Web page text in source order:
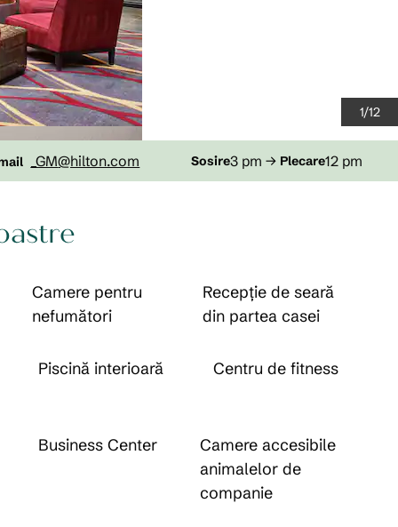
1/12
_GM@hilton.com Sosire3 pm → Plecare12 pm
Camere pentru
nefumători
Recepție de seară
din partea casei
Piscină interioară Centru de fitness
Business Center
Camere accesibile
animalelor de
companie